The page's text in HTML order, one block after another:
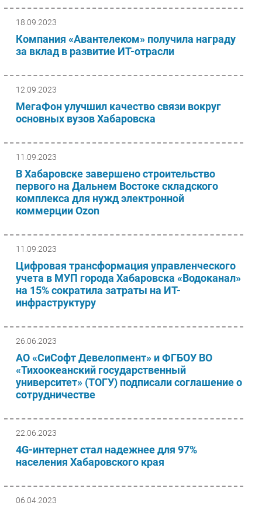
18.09.2023
Компания «Авантелеком» получила награду
за вклад в развитие ИТ-отрасли
12.09.2023
МегаФон улучшил качество связи вокруг
основных вузов Хабаровска
11.09.2023
В Хабаровске завершено строительство
первого на Дальнем Востоке складского
комплекса для нужд электронной
коммерции Ozon
11.09.2023
Цифровая трансформация управленческого
учета в МУП города Хабаровска «Водоканал»
на 15% сократила затраты на ИТ-
инфраструктуру
26.06.2023
АО «СиСофт Девелопмент» и ФГБОУ ВО
«Тихоокеанский государственный
университет» (ТОГУ) подписали соглашение о
сотрудничестве
22.06.2023
4G-интернет стал надежнее для 97%
населения Хабаровского края
06.04.2023